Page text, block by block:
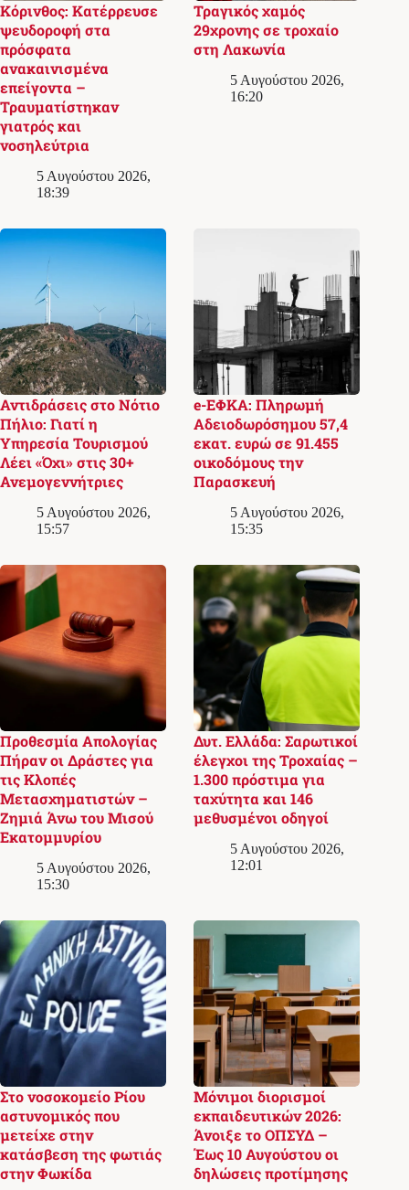
Κόρινθος: Κατέρρευσε
ψευδοροφή στα
πρόσφατα
ανακαινισμένα
επείγοντα –
Τραυματίστηκαν
γιατρός και
νοσηλεύτρια
5 Αυγούστου 2026,
18:39
Τραγικός χαμός
29χρονης σε τροχαίο
στη Λακωνία
5 Αυγούστου 2026,
16:20
Αντιδράσεις στο Νότιο
Πήλιο: Γιατί η
Υπηρεσία Τουρισμού
Λέει «Όχι» στις 30+
Ανεμογεννήτριες
5 Αυγούστου 2026,
15:57
e-ΕΦΚΑ: Πληρωμή
Αδειοδωρόσημου 57,4
εκατ. ευρώ σε 91.455
οικοδόμους την
Παρασκευή
5 Αυγούστου 2026,
15:35
Προθεσμία Απολογίας
Πήραν οι Δράστες για
τις Κλοπές
Μετασχηματιστών –
Ζημιά Άνω του Μισού
Εκατομμυρίου
5 Αυγούστου 2026,
15:30
Δυτ. Ελλάδα: Σαρωτικοί
έλεγχοι της Τροχαίας –
1.300 πρόστιμα για
ταχύτητα και 146
μεθυσμένοι οδηγοί
5 Αυγούστου 2026,
12:01
Στο νοσοκομείο Ρίου
αστυνομικός που
μετείχε στην
κατάσβεση της φωτιάς
στην Φωκίδα
Μόνιμοι διορισμοί
εκπαιδευτικών 2026:
Άνοιξε το ΟΠΣΥΔ –
Έως 10 Αυγούστου οι
δηλώσεις προτίμησης